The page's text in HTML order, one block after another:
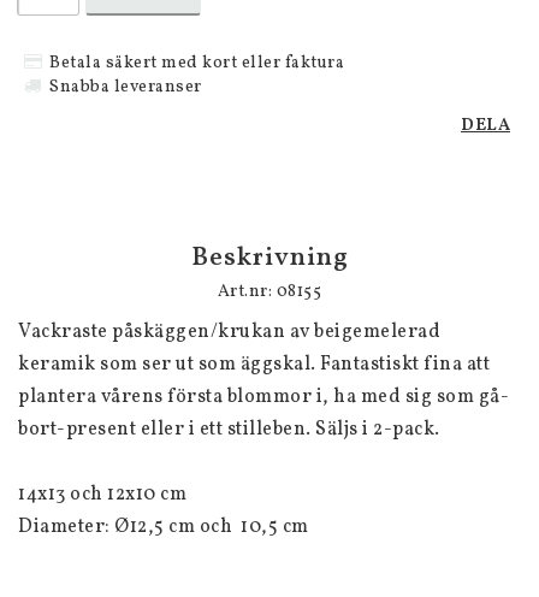
Betala säkert med kort eller faktura
Snabba leveranser
DELA
Beskrivning
Art.nr: 08155
Vackraste påskäggen/krukan av beigemelerad
keramik som ser ut som äggskal. Fantastiskt fina att
plantera vårens första blommor i, ha med sig som gå-
bort-present eller i ett stilleben. Säljs i 2-pack.
14x13 och 12x10 cm